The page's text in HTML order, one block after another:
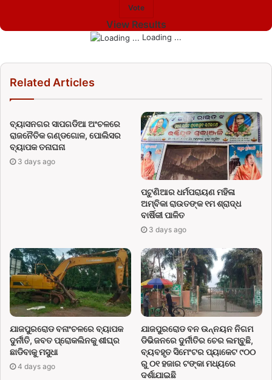
View Results
Loading ...
Related Articles
ବ୍ୟାସନଗର ସାପଗଡିଆ ଅଂଚଳରେ
ରାଜନୈତିକ ଗଣ୍ଡଗୋଳ, ପୋଲିସର
ବ୍ୟାପକ ତନାଘନା
3 days ago
ପଟୁଣିଆର ଧର୍ମପରାୟଣ ମହିଳା
ଅମ୍ବିକା ରାଉତଙ୍କ ୧ମ ଶ୍ରାଦ୍ଧ
ବାର୍ଷିକୀ ପାଳିତ
3 days ago
ଯାଜପୁରରୋଡ ବନାଂଚଳରେ ବ୍ୟାପକ
ଦୁର୍ନୀତି, ଜବତ ପ୍ରୋକଲିନକୁ ଶୀଘ୍ର
ଛାଡିବାକୁ ମସୁଧା
4 days ago
ଯାଜପୁରରୋଡ ବନ ଉନ୍ନୟନ ନିଗମ
ଡିଭିଜନରେ ଦୁର୍ନୀତିର ଚେର ଲମ୍ବୁଛି,
ବ୍ୟବହୃତ ସିମେଂଟର ପ୍ୟାକେଟ ୯୦୦
ରୁ ୦୧ ହଜାର ଟଙ୍କା ମଧ୍ୟରେ
ଦର୍ଶାଯାଇଛି